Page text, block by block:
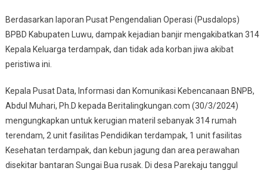
Berdasarkan laporan Pusat Pengendalian Operasi (Pusdalops)
BPBD Kabupaten Luwu, dampak kejadian banjir mengakibatkan 314
Kepala Keluarga terdampak, dan tidak ada korban jiwa akibat
peristiwa ini.
Kepala Pusat Data, Informasi dan Komunikasi Kebencanaan BNPB,
Abdul Muhari, Ph.D kepada Beritalingkungan.com (30/3/2024)
mengungkapkan untuk kerugian materil sebanyak 314 rumah
terendam, 2 unit fasilitas Pendidikan terdampak, 1 unit fasilitas
Kesehatan terdampak, dan kebun jagung dan area perawahan
disekitar bantaran Sungai Bua rusak. Di desa Parekaju tanggul